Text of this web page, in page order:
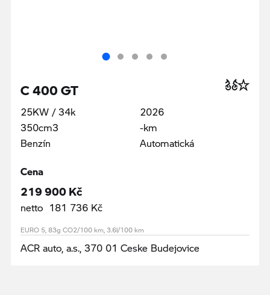
C 400 GT
25KW / 34k
350cm3
Benzín
2026
-km
Automatická
Cena
219 900 Kč
netto 181 736 Kč
EURO 5, 83g CO2/100 km, 3.6l/100 km
ACR auto, a.s., 370 01 Ceske Budejovice